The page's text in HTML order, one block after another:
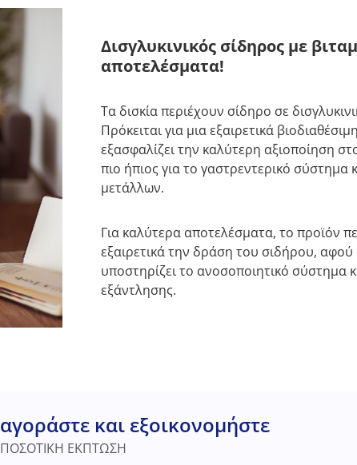
Δισγλυκινικός σίδηρος με
αποτελέσματα!
Τα δισκία περιέχουν σίδηρο σε
Πρόκειται για μια εξαιρετικά
εξασφαλίζει την καλύτερη αξιοποίηση
πιο ήπιος για το γαστρεντερικό
μετάλλων.
Για καλύτερα αποτελέσματα, το προϊόν
εξαιρετικά την δράση του σιδήρου,
υποστηρίζει το ανοσοποιητικό σύστημα
εξάντλησης.
αγοράστε και εξοικονομήστε
ΠΟΣΟΤΙΚΗ ΕΚΠΤΩΣΗ